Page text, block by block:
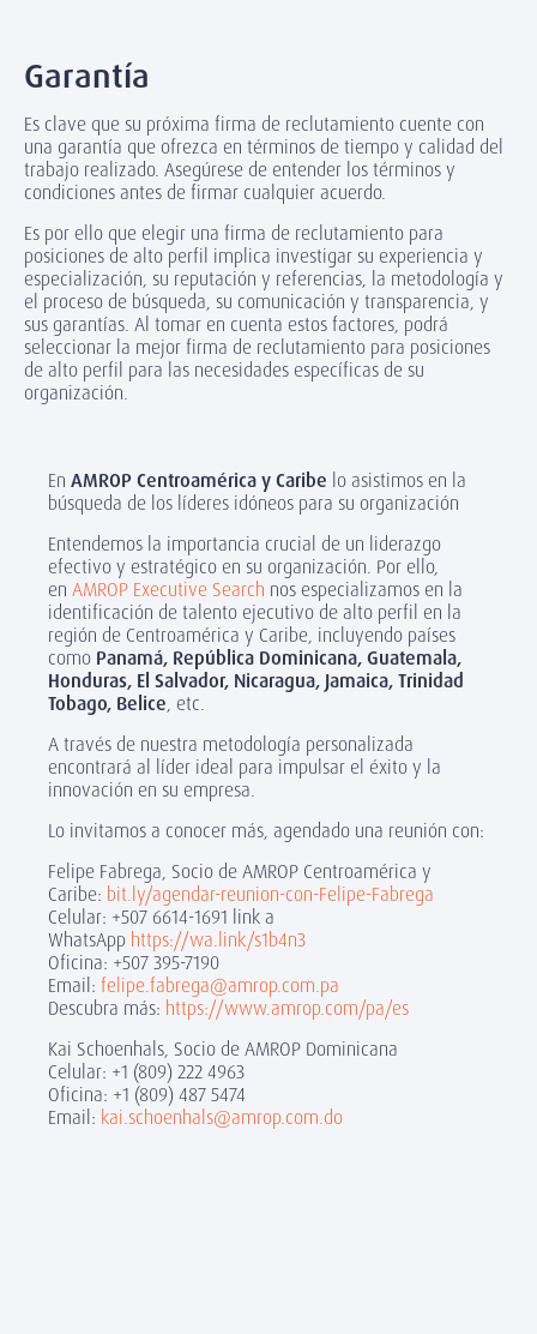
Garantía
Es clave que su próxima firma de reclutamiento cuente con
una garantía que ofrezca en términos de tiempo y calidad del
trabajo realizado. Asegúrese de entender los términos y
condiciones antes de firmar cualquier acuerdo.
Es por ello que elegir una firma de reclutamiento para
posiciones de alto perfil implica investigar su experiencia y
especialización, su reputación y referencias, la metodología y
el proceso de búsqueda, su comunicación y transparencia, y
sus garantías. Al tomar en cuenta estos factores, podrá
seleccionar la mejor firma de reclutamiento para posiciones
de alto perfil para las necesidades específicas de su
organización.
En AMROP Centroamérica y Caribe lo asistimos en la
búsqueda de los líderes idóneos para su organización
Entendemos la importancia crucial de un liderazgo
efectivo y estratégico en su organización. Por ello,
en AMROP Executive Search nos especializamos en la
identificación de talento ejecutivo de alto perfil en la
región de Centroamérica y Caribe, incluyendo países
como Panamá, República Dominicana, Guatemala,
Honduras, El Salvador, Nicaragua, Jamaica, Trinidad
Tobago, Belice, etc.
A través de nuestra metodología personalizada
encontrará al líder ideal para impulsar el éxito y la
innovación en su empresa.
Lo invitamos a conocer más, agendado una reunión con:
Felipe Fabrega, Socio de AMROP Centroamérica y
Caribe: bit.ly/agendar-reunion-con-Felipe-Fabrega
Celular: +507 6614-1691 link a
WhatsApp https://wa.link/s1b4n3
Oficina: +507 395-7190
Email: felipe.fabrega@amrop.com.pa
Descubra más: https://www.amrop.com/pa/es
Kai Schoenhals, Socio de AMROP Dominicana
Celular: +1 (809) 222 4963
Oficina: +1 (809) 487 5474
Email: kai.schoenhals@amrop.com.do